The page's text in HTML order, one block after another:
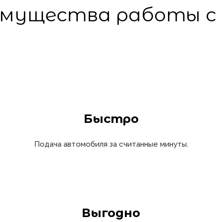
работы с
Быстро
Подача автомобиля за считанные минуты.
Выгодно